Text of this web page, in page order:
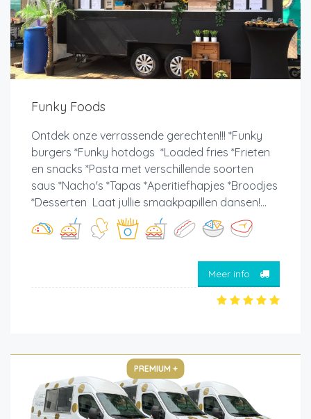
Funky Foods
Ontdek onze verrassende gerechten!!! *Funky
burgers *Funky hotdogs *Loaded fries *Frieten
en snacks *Pasta met verschillende soorten
saus *Nacho's *Tapas *Aperitiefhapjes *Broodjes
*Desserten Laat jullie smaakpapillen dansen!...
Meer info
PREMIUM +